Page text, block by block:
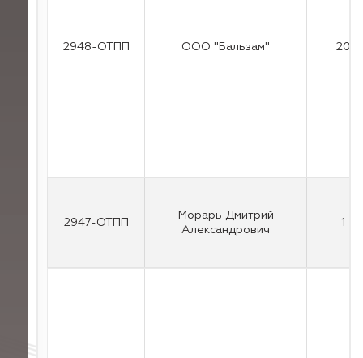
2948-ОТПП ООО "Бальзам" 20
2947-ОТПП
Морарь Дмитрий
Александрович
1